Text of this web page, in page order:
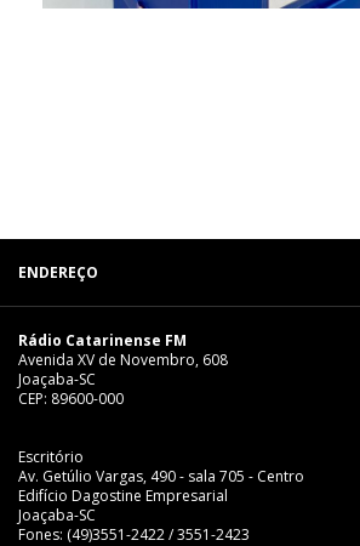
ENDEREÇO
Rádio Catarinense FM
Avenida XV de Novembro, 608
Joaçaba-SC
CEP: 89600-000
Escritório
Av. Getúlio Vargas, 490 - sala 705 - Centro
Edifício Dagostine Empresarial
Joaçaba-SC
Fones: (49)3551-2422 / 3551-2423